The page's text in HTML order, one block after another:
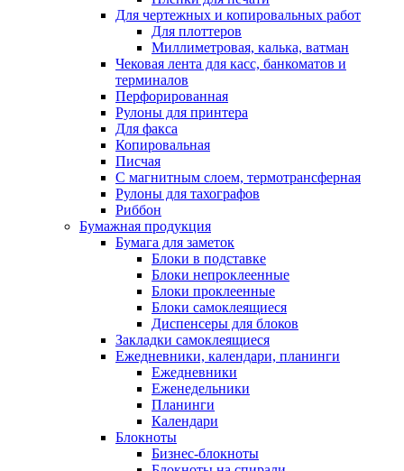
Для чертежных и копировальных работ
Для плоттеров
Миллиметровая, калька, ватман
Чековая лента для касс, банкоматов и
терминалов
Перфорированная
Рулоны для принтера
Для факса
Копировальная
Писчая
С магнитным слоем, термотрансферная
Рулоны для тахографов
Риббон
Бумажная продукция
Бумага для заметок
Блоки в подставке
Блоки непроклеенные
Блоки проклеенные
Блоки самоклеящиеся
Диспенсеры для блоков
Закладки самоклеящиеся
Ежедневники, календари, планинги
Ежедневники
Еженедельники
Планинги
Календари
Блокноты
Бизнес-блокноты